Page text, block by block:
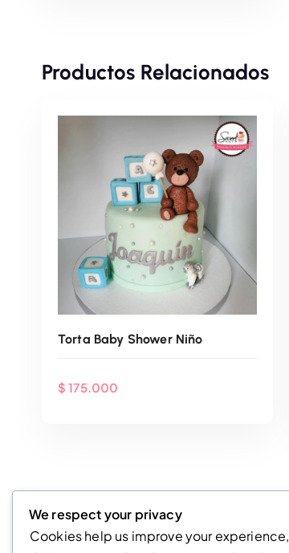
Productos Relacionados
Agenda Por WhatsApp
Torta Baby Shower Niño
$ 175.000
We respect your privacy
Cookies help us improve your experience,